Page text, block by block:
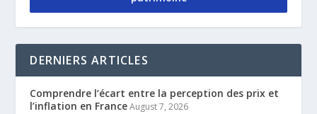
DERNIERS ARTICLES
Comprendre l’écart entre la perception des prix et
l’inflation en France August 7, 2026